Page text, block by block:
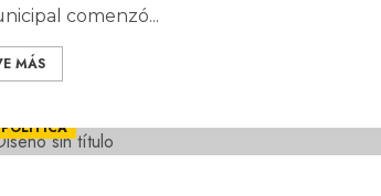
comenzó...
MÁS
POLÍTICA